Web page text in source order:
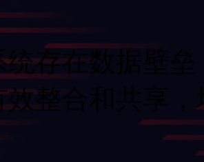
存在数据壁垒
效整合和共享